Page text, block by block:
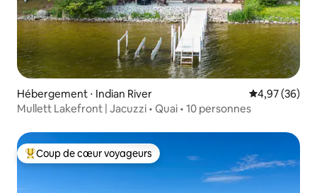
Hébergement ⋅ Indian River Évaluation
4,97 (36)
Mullett Lakefront | Jacuzzi • Quai • 10 personnes
Coups de cœur voyageurs les plus appréciés
Coup de cœur voyageurs